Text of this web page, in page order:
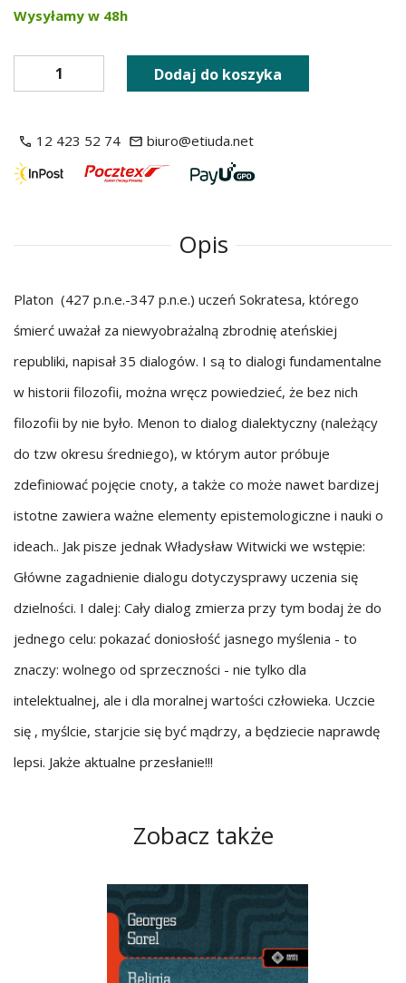
Wysyłamy w 48h
Dodaj do koszyka
12 423 52 74 biuro@etiuda.net
Opis
Platon (427 p.n.e.-347 p.n.e.) uczeń Sokratesa, którego
śmierć uważał za niewyobrażalną zbrodnię ateńskiej
republiki, napisał 35 dialogów. I są to dialogi fundamentalne
w historii filozofii, można wręcz powiedzieć, że bez nich
filozofii by nie było. Menon to dialog dialektyczny (należący
do tzw okresu średniego), w którym autor próbuje
zdefiniować pojęcie cnoty, a także co może nawet bardizej
istotne zawiera ważne elementy epistemologiczne i nauki o
ideach.. Jak pisze jednak Władysław Witwicki we wstępie:
Główne zagadnienie dialogu dotyczysprawy uczenia się
dzielności. I dalej: Cały dialog zmierza przy tym bodaj że do
jednego celu: pokazać doniosłość jasnego myślenia - to
znaczy: wolnego od sprzeczności - nie tylko dla
intelektualnej, ale i dla moralnej wartości człowieka. Uczcie
się , myślcie, starjcie się być mądrzy, a będziecie naprawdę
lepsi. Jakże aktualne przesłanie!!!
Zobacz także